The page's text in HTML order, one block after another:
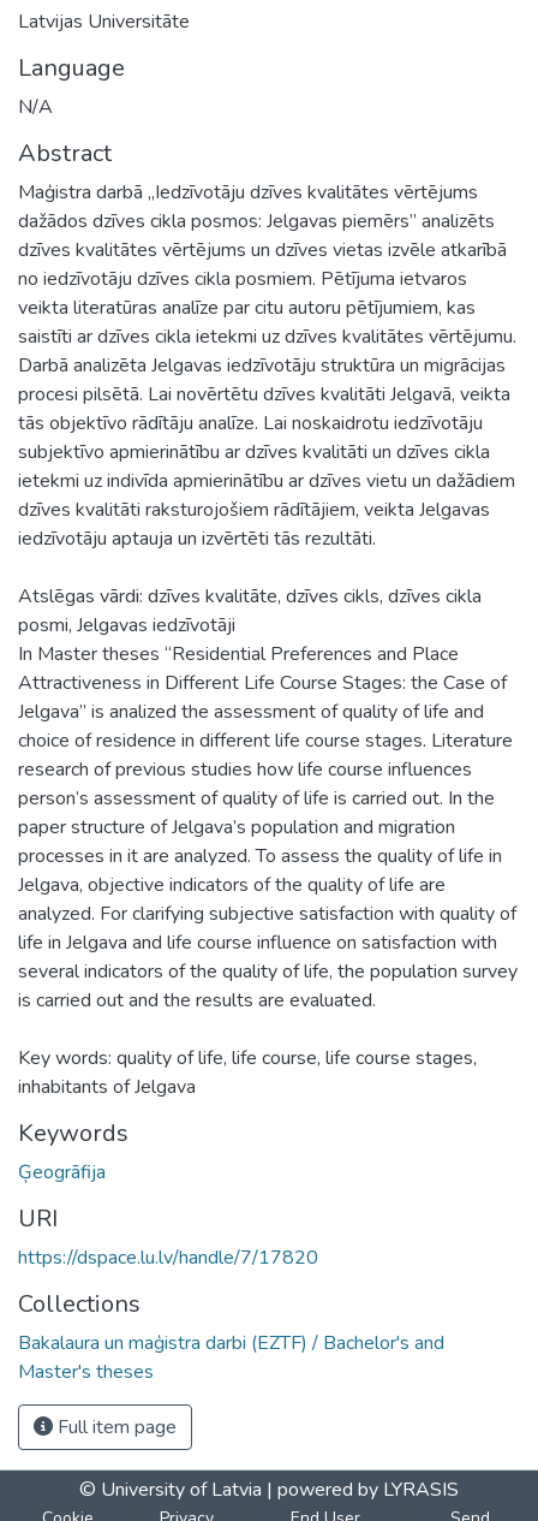
Latvijas Universitāte
Language
N/A
Abstract
Maģistra darbā „Iedzīvotāju dzīves kvalitātes vērtējums
dažādos dzīves cikla posmos: Jelgavas piemērs” analizēts
dzīves kvalitātes vērtējums un dzīves vietas izvēle atkarībā
no iedzīvotāju dzīves cikla posmiem. Pētījuma ietvaros
veikta literatūras analīze par citu autoru pētījumiem, kas
saistīti ar dzīves cikla ietekmi uz dzīves kvalitātes vērtējumu.
Darbā analizēta Jelgavas iedzīvotāju struktūra un migrācijas
procesi pilsētā. Lai novērtētu dzīves kvalitāti Jelgavā, veikta
tās objektīvo rādītāju analīze. Lai noskaidrotu iedzīvotāju
subjektīvo apmierinātību ar dzīves kvalitāti un dzīves cikla
ietekmi uz indivīda apmierinātību ar dzīves vietu un dažādiem
dzīves kvalitāti raksturojošiem rādītājiem, veikta Jelgavas
iedzīvotāju aptauja un izvērtēti tās rezultāti.
Atslēgas vārdi: dzīves kvalitāte, dzīves cikls, dzīves cikla
posmi, Jelgavas iedzīvotāji
In Master theses “Residential Preferences and Place
Attractiveness in Different Life Course Stages: the Case of
Jelgava” is analized the assessment of quality of life and
choice of residence in different life course stages. Literature
research of previous studies how life course influences
person’s assessment of quality of life is carried out. In the
paper structure of Jelgava’s population and migration
processes in it are analyzed. To assess the quality of life in
Jelgava, objective indicators of the quality of life are
analyzed. For clarifying subjective satisfaction with quality of
life in Jelgava and life course influence on satisfaction with
several indicators of the quality of life, the population survey
is carried out and the results are evaluated.
Key words: quality of life, life course, life course stages,
inhabitants of Jelgava
Keywords
Ģeogrāfija
URI
https://dspace.lu.lv/handle/7/17820
Collections
Bakalaura un maģistra darbi (EZTF) / Bachelor's and
Master's theses
Full item page
© University of Latvia | powered by LYRASIS